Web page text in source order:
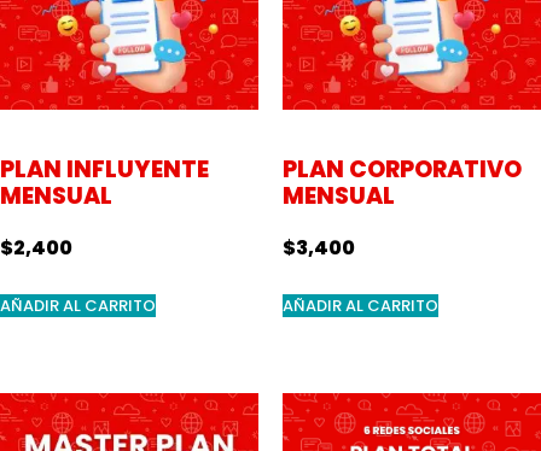
PLAN INFLUYENTE
MENSUAL
$2,400
AÑADIR AL CARRITO
PLAN CORPORATIVO
MENSUAL
$3,400
AÑADIR AL CARRITO